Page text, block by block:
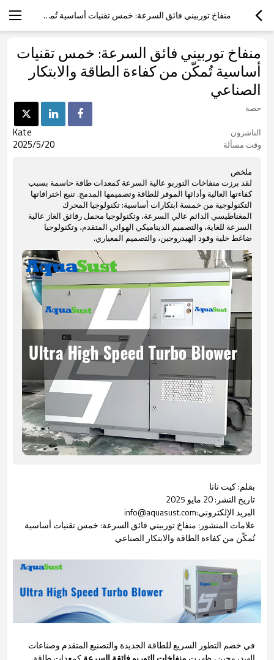
منفاخ توربيني فائق السرعة: خمس تقنيات أساسية تُمكّن من كفاءة الطاقة والابتكار الصناعي
منفاخ توربيني فائق السرعة: خمس تقنيات
أساسية تُمكّن من كفاءة الطاقة والابتكار
الصناعي
حصة
الناشرون
Kate
وقت مسألة 2025/5/20
ملخص
لقد برزت منفاخات التوربو عالية السرعة كمعدات طاقة حاسمة بسبب
كفاءتها العالية وأدائها الموفر للطاقة وتصميمها المدمج. تنبع اختراقاتها
التكنولوجية من خمسة ابتكارات أساسية: تكنولوجيا المحرك
المغناطيسي الدائم عالي السرعة، وتكنولوجيا محمل رقائق الغاز عالية
السرعة للغاية، والتصميم الديناميكي الهوائي المتقدم، وتكنولوجيا
ضاغط خلية وقود الهيدروجين، والتصميم المعياري.
بقلم: كيت نانا
تاريخ النشر: 20 مايو 2025
البريد الإلكتروني:info@aquasust.com
علامات المنشور: منفاخ توربيني فائق السرعة: خمس تقنيات أساسية
تُمكّن من كفاءة الطاقة والابتكار الصناعي
في خضم التطور السريع للطاقة الجديدة والتصنيع المتقدم وصناعات